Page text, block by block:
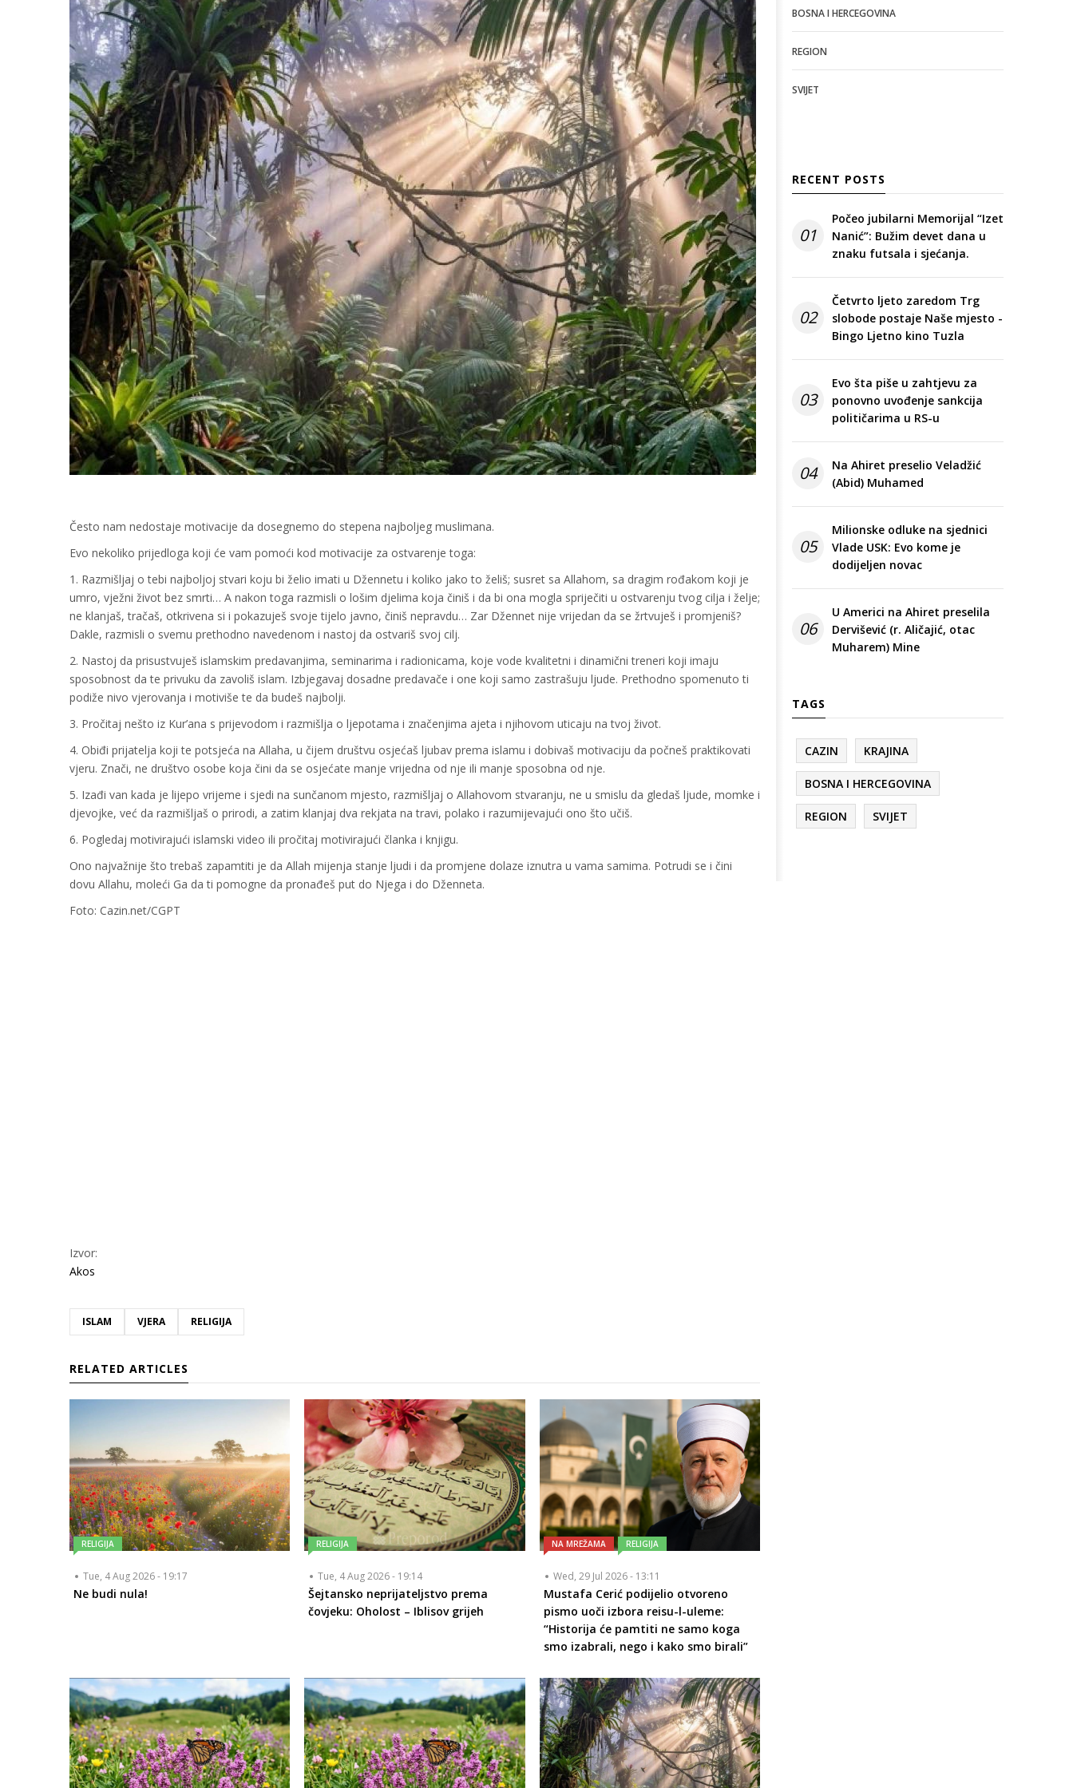
Često nam nedostaje motivacije da dosegnemo do stepena najboljeg muslimana.
Evo nekoliko prijedloga koji će vam pomoći kod motivacije za ostvarenje toga:
1. Razmišljaj o tebi najboljoj stvari koju bi želio imati u Džennetu i koliko jako to želiš; susret sa Allahom, sa dragim rođakom koji je
umro, vježni život bez smrti… A nakon toga razmisli o lošim djelima koja činiš i da bi ona mogla spriječiti u ostvarenju tvog cilja i želje;
ne klanjaš, tračaš, otkrivena si i pokazuješ svoje tijelo javno, činiš nepravdu… Zar Džennet nije vrijedan da se žrtvuješ i promjeniš?
Dakle, razmisli o svemu prethodno navedenom i nastoj da ostvariš svoj cilj.
2. Nastoj da prisustvuješ islamskim predavanjima, seminarima i radionicama, koje vode kvalitetni i dinamični treneri koji imaju
sposobnost da te privuku da zavoliš islam. Izbjegavaj dosadne predavače i one koji samo zastrašuju ljude. Prethodno spomenuto ti
podiže nivo vjerovanja i motiviše te da budeš najbolji.
3. Pročitaj nešto iz Kur’ana s prijevodom i razmišlja o ljepotama i značenjima ajeta i njihovom uticaju na tvoj život.
4. Obiđi prijatelja koji te potsjeća na Allaha, u čijem društvu osjećaš ljubav prema islamu i dobivaš motivaciju da počneš praktikovati
vjeru. Znači, ne društvo osobe koja čini da se osjećate manje vrijedna od nje ili manje sposobna od nje.
5. Izađi van kada je lijepo vrijeme i sjedi na sunčanom mjesto, razmišljaj o Allahovom stvaranju, ne u smislu da gledaš ljude, momke i
djevojke, već da razmišljaš o prirodi, a zatim klanjaj dva rekjata na travi, polako i razumijevajući ono što učiš.
6. Pogledaj motivirajući islamski video ili pročitaj motivirajući članka i knjigu.
Ono najvažnije što trebaš zapamtiti je da Allah mijenja stanje ljudi i da promjene dolaze iznutra u vama samima. Potrudi se i čini
dovu Allahu, moleći Ga da ti pomogne da pronađeš put do Njega i do Dženneta.
Foto: Cazin.net/CGPT
Izvor:
Akos
ISLAM VJERA RELIGIJA
RELATED ARTICLES
RELIGIJA
Tue, 4 Aug 2026 - 19:17
Ne budi nula!
RELIGIJA
Tue, 4 Aug 2026 - 19:14
Šejtansko neprijateljstvo prema
čovjeku: Oholost – Iblisov grijeh
NA MREŽAMA RELIGIJA
Wed, 29 Jul 2026 - 13:11
Mustafa Cerić podijelio otvoreno
pismo uoči izbora reisu-l-uleme:
“Historija će pamtiti ne samo koga
smo izabrali, nego i kako smo birali”
BOSNA I HERCEGOVINA
REGION
SVIJET
RECENT POSTS
01
Počeo jubilarni Memorijal “Izet
Nanić”: Bužim devet dana u
znaku futsala i sjećanja.
02
Četvrto ljeto zaredom Trg
slobode postaje Naše mjesto -
Bingo Ljetno kino Tuzla
03
Evo šta piše u zahtjevu za
ponovno uvođenje sankcija
političarima u RS-u
04
Na Ahiret preselio Veladžić
(Abid) Muhamed
05
Milionske odluke na sjednici
Vlade USK: Evo kome je
dodijeljen novac
06
U Americi na Ahiret preselila
Dervišević (r. Aličajić, otac
Muharem) Mine
TAGS
CAZIN KRAJINA
BOSNA I HERCEGOVINA
REGION SVIJET